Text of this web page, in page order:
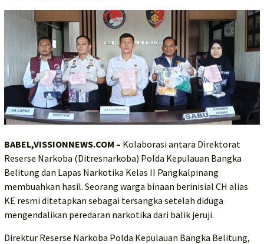
BABEL,VISSIONNEWS.COM – Kolaborasi antara Direktorat
Reserse Narkoba (Ditresnarkoba) Polda Kepulauan Bangka
Belitung dan Lapas Narkotika Kelas II Pangkalpinang
membuahkan hasil. Seorang warga binaan berinisial CH alias
KE resmi ditetapkan sebagai tersangka setelah diduga
mengendalikan peredaran narkotika dari balik jeruji.
Direktur Reserse Narkoba Polda Kepulauan Bangka Belitung,